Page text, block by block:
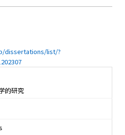
dissertations/list/?
的研究